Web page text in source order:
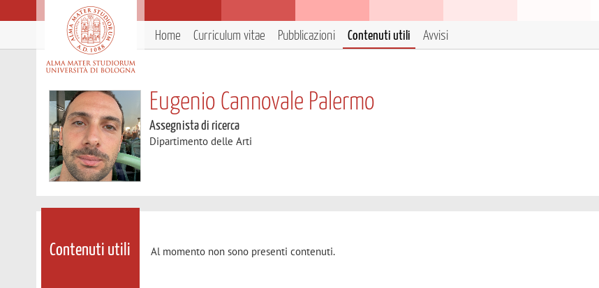
Home Curriculum vitae Pubblicazioni Contenuti utili Avvisi
Eugenio Cannovale Palermo
Assegnista di ricerca
Dipartimento delle Arti
Contenuti utili Al momento non sono presenti contenuti.